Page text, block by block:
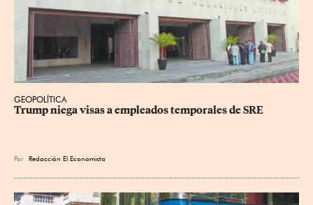
GEOPOLÍTICA
Trump niega visas a empleados temporales de SRE
Por Redacción El Economista